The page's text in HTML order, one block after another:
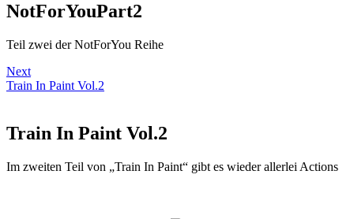
NotForYouPart2
Teil zwei der NotForYou Reihe
Next
Train In Paint Vol.2
Train In Paint Vol.2
Im zweiten Teil von „Train In Paint“ gibt es wieder allerlei Actions